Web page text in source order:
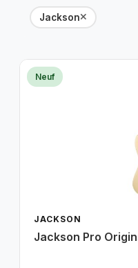
CATÉGORIES
Jackson
Neuf
JACKSON
Jackson Pro